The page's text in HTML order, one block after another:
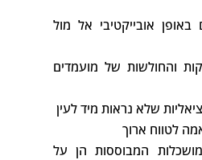
באופן אובייקטיבי אל מול
והחולשות של מועמדים
שלא נראות מיד לעין
לטווח ארוך
המבוססות הן על